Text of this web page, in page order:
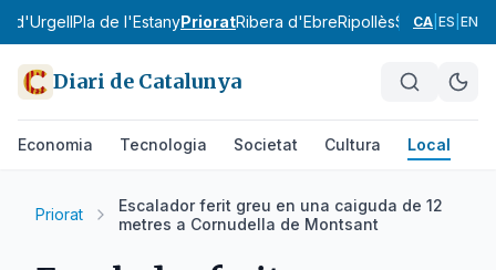
d'UrgellPla de l'EstanyPrioratRibera d'EbreRipollèsSegarra
CA ES EN
Diari de Catalunya
Economia Tecnologia Societat Cultura Local
Priorat
Escalador ferit greu en una caiguda de 12
metres a Cornudella de Montsant